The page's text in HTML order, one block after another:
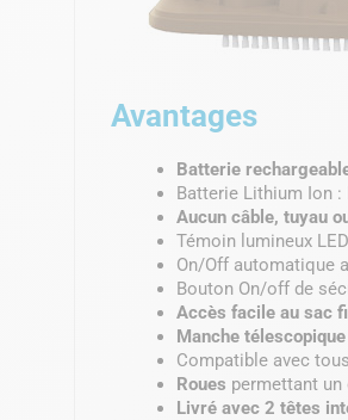
Avantages
Batterie
Batterie Lithium Ion
Aucun câble, tuyau
Témoin lumineux
On/Off automatique
Bouton On/off de
Accès facile au sac
Manche
Compatible avec
Roues permettant
Livré avec 2 têtes